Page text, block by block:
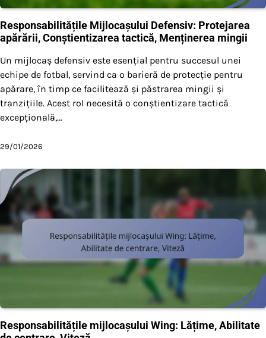
Responsabilitățile Mijlocașului Defensiv: Protejarea
apărării, Conștientizarea tactică, Menținerea mingii
Un mijlocaș defensiv este esențial pentru succesul unei
echipe de fotbal, servind ca o barieră de protecție pentru
apărare, în timp ce facilitează și păstrarea mingii și
tranzițiile. Acest rol necesită o conștientizare tactică
excepțională,…
29/01/2026
Responsabilitățile mijlocașului Wing: Lățime, Abilitate